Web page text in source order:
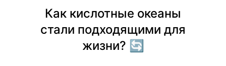
Как кислотные океаны
стали подходящими для
жизни? 🔄